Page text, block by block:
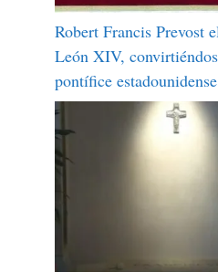
Robert Francis Prevost
León XIV,
pontífice estadounidense